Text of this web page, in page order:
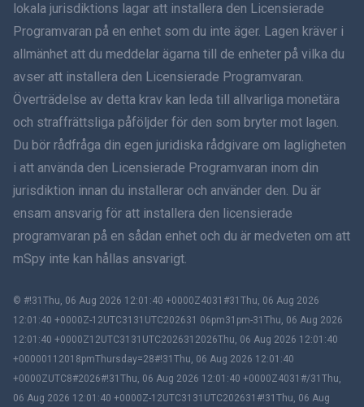
Dansk
हिंदी
עברית
Română
Ελληνικά
繁體中文
Slovenčina
Bahasa Melayu
lokala jurisdiktions lagar att installera den Licensierade
Programvaran på en enhet som du inte äger. Lagen kräver i
allmänhet att du meddelar ägarna till de enheter på vilka du
avser att installera den Licensierade Programvaran.
Överträdelse av detta krav kan leda till allvarliga monetära
och straffrättsliga påföljder för den som bryter mot lagen.
Du bör rådfråga din egen juridiska rådgivare om lagligheten
i att använda den Licensierade Programvaran inom din
jurisdiktion innan du installerar och använder den. Du är
ensam ansvarig för att installera den licensierade
programvaran på en sådan enhet och du är medveten om att
mSpy inte kan hållas ansvarigt.
© #!31Thu, 06 Aug 2026 12:01:40 +0000Z4031#31Thu, 06 Aug 2026
12:01:40 +0000Z-12UTC3131UTC202631 06pm31pm-31Thu, 06 Aug 2026
12:01:40 +0000Z12UTC3131UTC2026312026Thu, 06 Aug 2026 12:01:40
+00000112018pmThursday=28#!31Thu, 06 Aug 2026 12:01:40
+0000ZUTC8#2026#!31Thu, 06 Aug 2026 12:01:40 +0000Z4031#/31Thu,
06 Aug 2026 12:01:40 +0000Z-12UTC3131UTC202631#!31Thu, 06 Aug